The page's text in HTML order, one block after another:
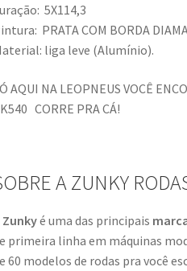
5X114,3
PRATA COM BORDA
liga leve (Alumínio).
AQUI NA LEOPNEUS VOCÊ
CORRE PRA CÁ!
A ZUNKY
Zunkyé uma das principais
primeira linha em máquinas
60 modelos de rodas pra você